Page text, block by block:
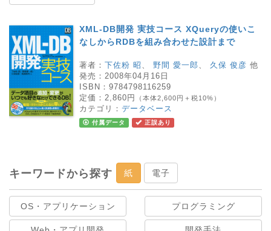
XML-DB開発 実技コース XQueryの使いこ
なしからRDBを組み合わせた設計まで
著者： 下佐粉 昭 野間 愛一郎 久保 俊彦 他
発売： 2008年04月16日
ISBN： 9784798116259
定価： 2,860円 （本体2,600円＋税10%）
カテゴリ： データベース
付属データ 正誤あり
キーワードから探す 紙 電子
OS・アプリケーション プログラミング